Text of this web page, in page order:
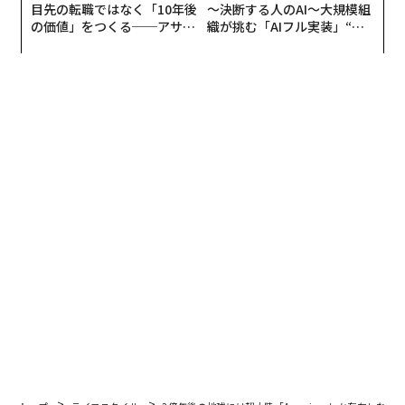
目先の転職ではなく「10年後
の価値」をつくる──アサイ
〜決断する人のAI〜大規模組
織が挑む「AIフル実装」“使